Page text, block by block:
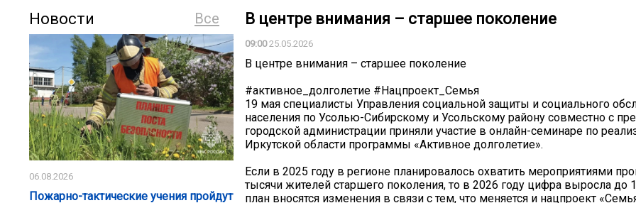
Все
Новости
06.08.2026
Пожарно-тактические учения пройдут
В центре внимания – старшее поколение
09:0025.05.2026
В центре внимания – старшее поколение
#активное_долголетие #Нацпроект_Семья
19 мая специалисты Управления социальной защиты и социального
населения по Усолью-Сибирскому и Усольскому району совместно с
городской администрации приняли участие в онлайн-семинаре по
Иркутской области программы «Активное долголетие».
Если в 2025 году в регионе планировалось охватить мероприятиями
тысячи жителей старшего поколения, то в 2026 году цифра выросла до
план вносятся изменения в связи с тем, что меняется и нацпроект